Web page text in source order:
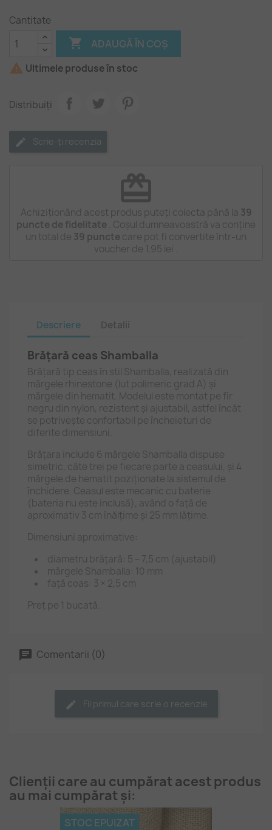
Cantitate
 ADAUGĂ ÎN COȘ
 Ultimele produse în stoc
Distribuiți
Scrie-ți recenzia
redeem
Achiziționând acest produs puteți colecta până la 39
puncte de fidelitate . Coșul dumneavoastră va conține
un total de 39 puncte care pot fi convertite într-un
voucher de 1,95 lei
Descriere Detalii
Brățară ceas Shamballa
Brățară tip ceas în stil Shamballa, realizată din
mărgele rhinestone (lut polimeric grad A) și
mărgele din hematit. Modelul este montat pe fir
negru din nylon, rezistent și ajustabil, astfel încât
se potrivește confortabil pe încheieturi de
diferite dimensiuni.
Brățara include 6 mărgele Shamballa dispuse
simetric, câte trei pe fiecare parte a ceasului, și 4
mărgele de hematit poziționate la sistemul de
închidere. Ceasul este mecanic cu baterie
(bateria nu este inclusă), având o față de
aproximativ 3 cm înălțime și 25 mm lățime.
Dimensiuni aproximative:
diametru brățară: 5 – 7,5 cm (ajustabil)
mărgele Shamballa: 10 mm
față ceas: 3 × 2,5 cm
Preț pe 1 bucată.
Comentarii (0)
Fii primul care scrie o recenzie
Clienții care au cumpărat acest produs
au mai cumpărat și:
STOC EPUIZAT